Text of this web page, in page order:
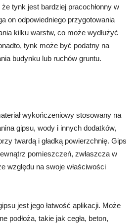
tynk jest bardziej pracochłonny w
on odpowiedniego przygotowania
kilku warstw, co może wydłużyć
tynk może być podatny na
budynku lub ruchów gruntu.
wykończeniowy stosowany na
gipsu, wody i innych dodatków,
twardą i gładką powierzchnię. Gips
pomieszczeń, zwłaszcza w
względu na swoje właściwości
jest jego łatwość aplikacji. Może
podłoża, takie jak cegła, beton,